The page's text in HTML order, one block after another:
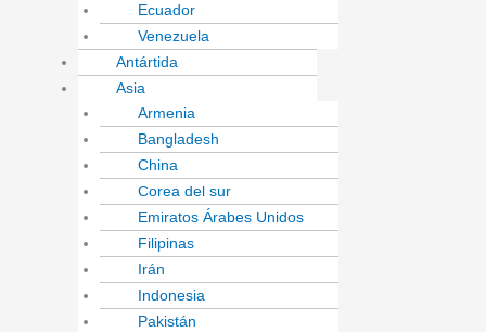
Ecuador
Venezuela
Antártida
Asia
Armenia
Bangladesh
China
Corea del sur
Emiratos Árabes Unidos
Filipinas
Irán
Indonesia
Pakistán